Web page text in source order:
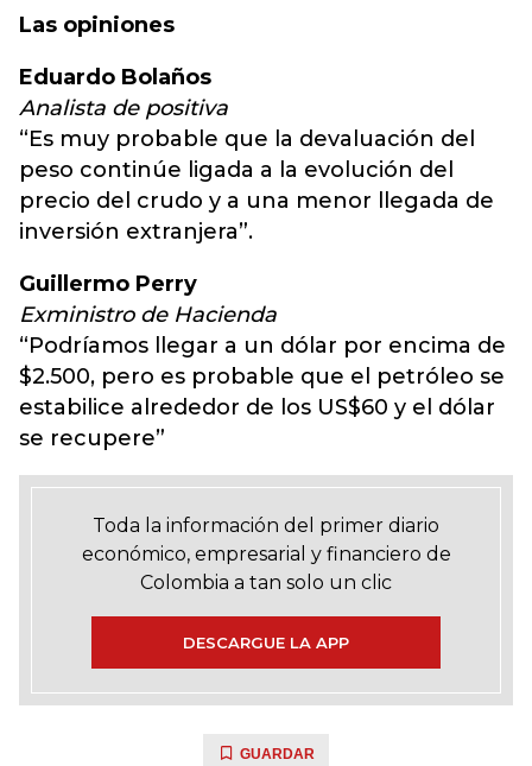
Las opiniones
Eduardo Bolaños
Analista de positiva
“Es muy probable que la devaluación del
peso continúe ligada a la evolución del
precio del crudo y a una menor llegada de
inversión extranjera”.
Guillermo Perry
Exministro de Hacienda
“Podríamos llegar a un dólar por encima de
$2.500, pero es probable que el petróleo se
estabilice alrededor de los US$60 y el dólar
se recupere”
Toda la información del primer diario
económico, empresarial y financiero de
Colombia a tan solo un clic
DESCARGUE LA APP
GUARDAR